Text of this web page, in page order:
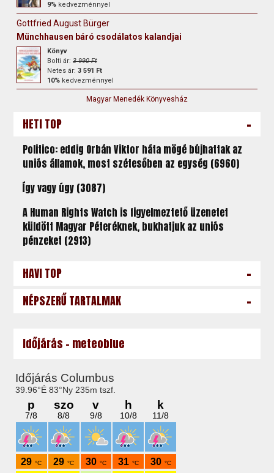
9% kedvezménnyel
Gottfried August Bürger
Münchhausen báró csodálatos kalandjai
Könyv
Bolti ár:3 990 Ft
Netes ár:3 591 Ft
10% kedvezménnyel
Magyar Menedék Könyvesház
HETI TOP -
Politico: eddig Orbán Viktor háta mögé bújhattak az
uniós államok, most szétesőben az egység (6960)
Így vagy úgy (3087)
A Human Rights Watch is figyelmeztető üzenetet
küldött Magyar Péteréknek, bukhatjuk az uniós
pénzeket (2913)
HAVI TOP -
NÉPSZERŰ TARTALMAK -
Időjárás - meteoblue